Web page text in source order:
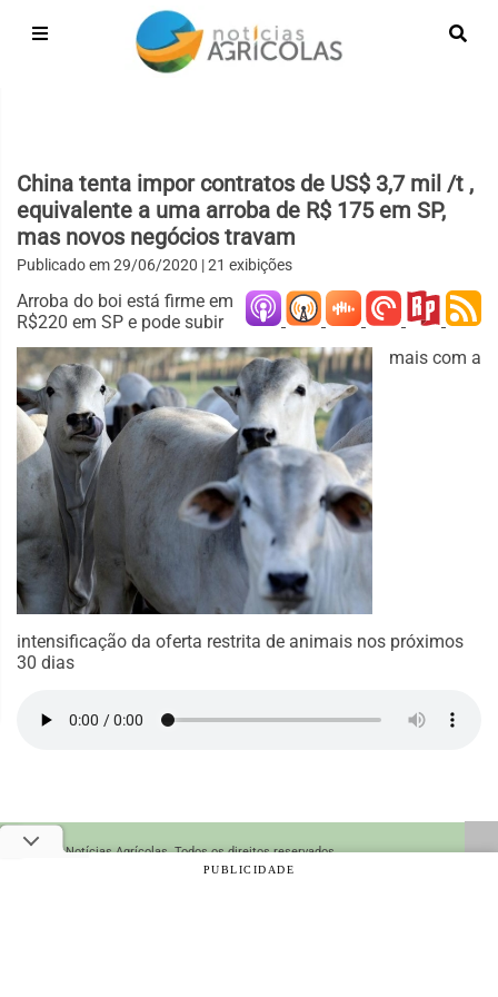
China tenta impor contratos de US$ 3,7 mil /t ,
equivalente a uma arroba de R$ 175 em SP,
mas novos negócios travam
Publicado em29/06/2020 | 21 exibições
Arroba do boi está firme em
R$220 em SP e pode subir
mais com a
intensificação da oferta restrita de animais nos próximos
30 dias
© 2026 Notícias Agrícolas. Todos os direitos reservados.
PUBLICIDADE